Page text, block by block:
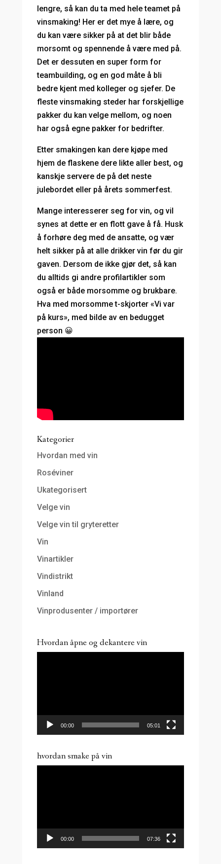
lengre, så kan du ta med hele teamet på
vinsmaking! Her er det mye å lære, og
du kan være sikker på at det blir både
morsomt og spennende å være med på.
Det er dessuten en super form for
teambuilding, og en god måte å bli
bedre kjent med kolleger og sjefer. De
fleste vinsmaking steder har forskjellige
pakker du kan velge mellom, og noen
har også egne pakker for bedrifter.
Etter smakingen kan dere kjøpe med
hjem de flaskene dere likte aller best, og
kanskje servere de på det neste
julebordet eller på årets sommerfest.
Mange interesserer seg for vin, og vil
synes at dette er en flott gave å få. Husk
å forhøre deg med de ansatte, og vær
helt sikker på at alle drikker vin før du gir
gaven. Dersom de ikke gjør det, så kan
du alltids gi andre profilartikler som
også er både morsomme og brukbare.
Hva med morsomme t-skjorter «Vi var
på kurs», med bilde av en bedugget
person 😀
Kategorier
Hvordan med vin
Roséviner
Ukategorisert
Velge vin
Velge vin til gryteretter
Vin
Vinartikler
Vindistrikt
Vinland
Vinprodusenter / importører
Hvordan åpne og dekantere vin
00:00 05:01
hvordan smake på vin
00:00 07:36